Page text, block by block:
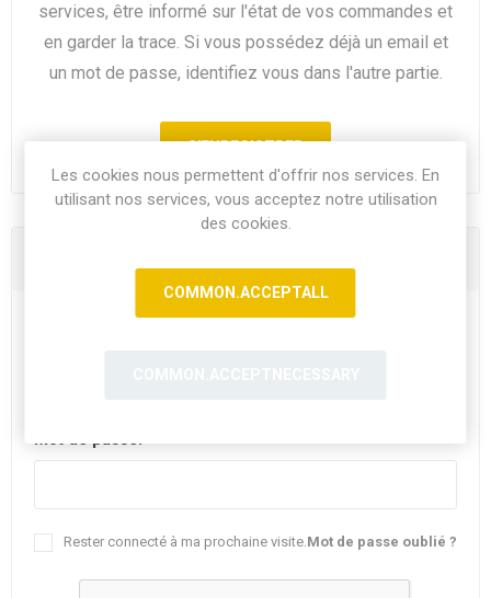
services, être informé sur l'état de vos commandes et
en garder la trace. Si vous possédez déjà un email et
un mot de passe, identifiez vous dans l'autre partie.
Mot de passe:
Mot de passe oublié ?
Rester connecté à ma prochaine visite.
Les cookies nous permettent d'offrir nos services. En
utilisant nos services, vous acceptez notre utilisation
des cookies.
COMMON.ACCEPTALL